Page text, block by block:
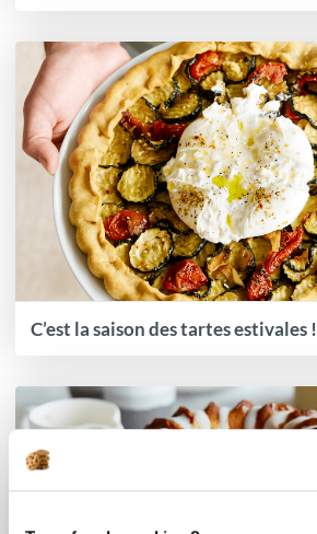
C’est la saison des tartes estivales !